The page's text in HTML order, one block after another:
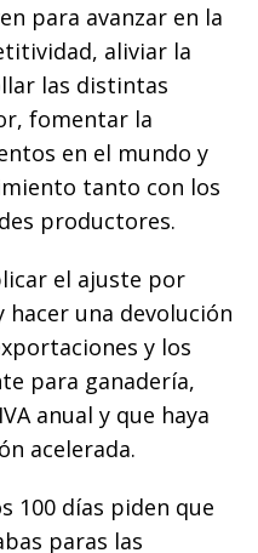
para avanzar en la
aliviar la
las distintas
fomentar la
en el mundo y
tanto con los
productores.
el ajuste por
hacer una devolución
y los
para ganadería,
anual y que haya
acelerada.
100 días piden que
paras las